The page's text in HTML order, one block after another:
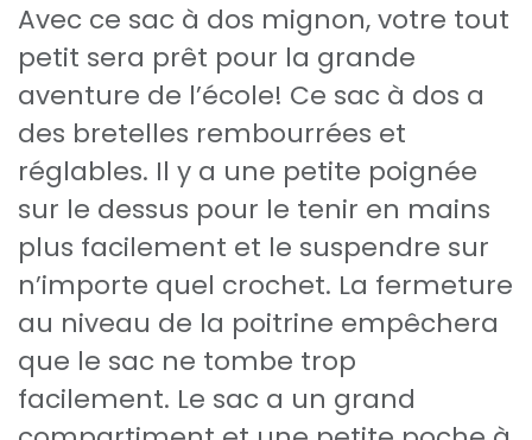
Avec ce sac à dos mignon, votre tout
petit sera prêt pour la grande
aventure de l’école! Ce sac à dos a
des bretelles rembourrées et
réglables. Il y a une petite poignée
sur le dessus pour le tenir en mains
plus facilement et le suspendre sur
n’importe quel crochet. La fermeture
au niveau de la poitrine empêchera
que le sac ne tombe trop
facilement. Le sac a un grand